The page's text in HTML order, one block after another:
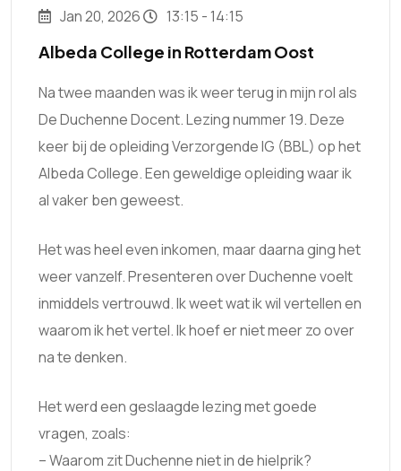
Jan 20, 2026 13:15 - 14:15
Albeda College in Rotterdam Oost
Na twee maanden was ik weer terug in mijn rol als
De Duchenne Docent. Lezing nummer 19. Deze
keer bij de opleiding Verzorgende IG (BBL) op het
Albeda College. Een geweldige opleiding waar ik
al vaker ben geweest.
Het was heel even inkomen, maar daarna ging het
weer vanzelf. Presenteren over Duchenne voelt
inmiddels vertrouwd. Ik weet wat ik wil vertellen en
waarom ik het vertel. Ik hoef er niet meer zo over
na te denken.
Het werd een geslaagde lezing met goede
vragen, zoals:
– Waarom zit Duchenne niet in de hielprik?